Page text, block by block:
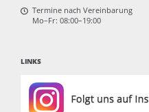
Termine nach Vereinbarung
Mo–Fr: 08:00–19:00
LINKS